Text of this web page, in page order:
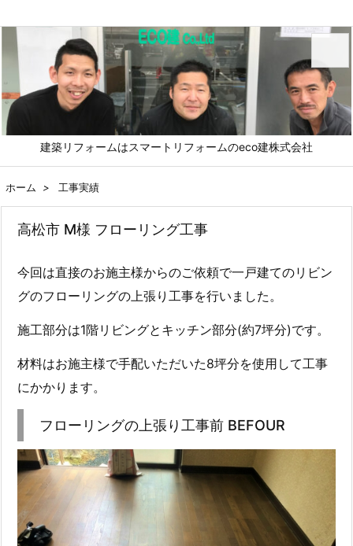
建築リフォームはスマートリフォームのeco建株式会社
メニュ
ホーム > 工事実績
高松市 M様 フローリング工事
今回は直接のお施主様からのご依頼で一戸建てのリビン
グのフローリングの上張り工事を行いました。
施工部分は1階リビングとキッチン部分(約7坪分)です。
材料はお施主様で手配いただいた8坪分を使用して工事
にかかります。
フローリングの上張り工事前 BEFOUR